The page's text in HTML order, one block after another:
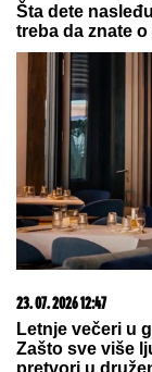
20. 07. 2026 08:04
REGISTRUJ
1500